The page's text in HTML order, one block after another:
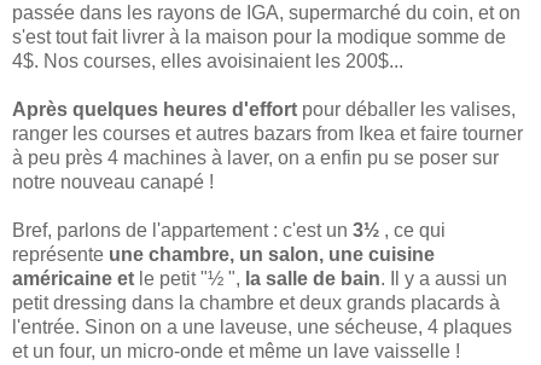
passée dans les rayons de IGA, supermarché du coin, et on
s'est tout fait livrer à la maison pour la modique somme de
4$. Nos courses, elles avoisinaient les 200$...
Après quelques heures d'effort pour déballer les valises,
ranger les courses et autres bazars from Ikea et faire tourner
à peu près 4 machines à laver, on a enfin pu se poser sur
notre nouveau canapé !
Bref, parlons de l'appartement : c'est un 3½ , ce qui
représente une chambre, un salon, une cuisine
américaine et le petit"½ ", la salle de bain. Il y a aussi un
petit dressing dans la chambre et deux grands placards à
l'entrée. Sinon on a une laveuse, une sécheuse, 4 plaques
et un four, un micro-onde et même un lave vaisselle !